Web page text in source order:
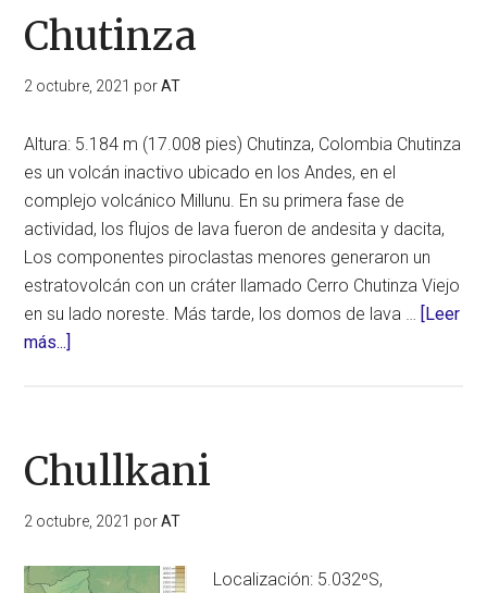
Chutinza
2 octubre, 2021 porAT
Altura: 5.184 m (17.008 pies) Chutinza, Colombia Chutinza
es un volcán inactivo ubicado en los Andes, en el
complejo volcánico Millunu. En su primera fase de
actividad, los flujos de lava fueron de andesita y dacita,
Los componentes piroclastas menores generaron un
estratovolcán con un cráter llamado Cerro Chutinza Viejo
en su lado noreste. Más tarde, los domos de lava … [Leer
más...]
Chullkani
2 octubre, 2021 porAT
Localización: 5.032ºS,